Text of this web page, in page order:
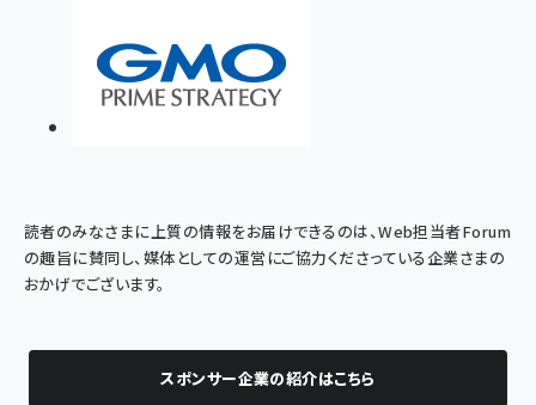
読者のみなさまに上質の情報をお届けできるのは、Web担当者Forum
の趣旨に賛同し、媒体としての運営にご協力くださっている企業さまの
おかげでございます。
スポンサー企業の紹介はこちら